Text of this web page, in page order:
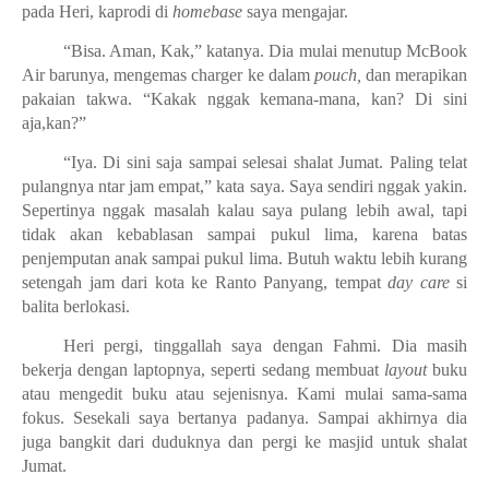
pada Heri, kaprodi di homebase saya mengajar.
“Bisa. Aman, Kak,” katanya. Dia mulai menutup McBook
Air barunya, mengemas charger ke dalam pouch, dan merapikan
pakaian takwa. “Kakak nggak kemana-mana, kan? Di sini
aja,kan?”
“Iya. Di sini saja sampai selesai shalat Jumat. Paling telat
pulangnya ntar jam empat,” kata saya. Saya sendiri nggak yakin.
Sepertinya nggak masalah kalau saya pulang lebih awal, tapi
tidak akan kebablasan sampai pukul lima, karena batas
penjemputan anak sampai pukul lima. Butuh waktu lebih kurang
setengah jam dari kota ke Ranto Panyang, tempat day care si
balita berlokasi.
Heri pergi, tinggallah saya dengan Fahmi. Dia masih
bekerja dengan laptopnya, seperti sedang membuat layoutbuku
atau mengedit buku atau sejenisnya. Kami mulai sama-sama
fokus. Sesekali saya bertanya padanya. Sampai akhirnya dia
juga bangkit dari duduknya dan pergi ke masjid untuk shalat
Jumat.